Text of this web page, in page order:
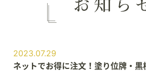
2023.07.29
ネットでお得に注文！塗り位牌・